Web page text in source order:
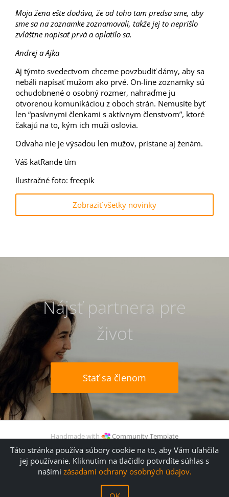
Moja žena ešte dodáva, že od toho tam predsa sme, aby
sme sa na zoznamke zoznamovali, takže jej to neprišlo
zvláštne napísať prvá a oplatilo sa.
Andrej a Ajka
Aj týmto svedectvom chceme povzbudiť dámy, aby sa
nebáli napísať mužom ako prvé. On-line zoznamky sú
ochudobnené o osobný rozmer, nahraďme ju
otvorenou komunikáciou z oboch strán. Nemusíte byť
len “pasívnymi členkami s aktívnym členstvom”, ktoré
čakajú na to, kým ich muži oslovia.
Odvaha nie je výsadou len mužov, pristane aj ženám.
Váš katRande tím
Ilustračné foto: freepik
Zobraziť všetky novinky
Nájsť partnera pre
život
Stať sa členom
Handmade with
Community Template
© 2006 (kathTreff ) -2026 Gudrun Kugler
Táto stránka používa súbory cookie na to, aby Vám uľahčila
jej používanie. Kliknutím na tlačidlo potvrdíte súhlas s
našimi zásadami ochrany osobných údajov.